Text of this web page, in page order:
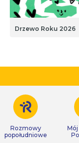
Drzewo Roku 2026
Rozmowy
popołudniowe